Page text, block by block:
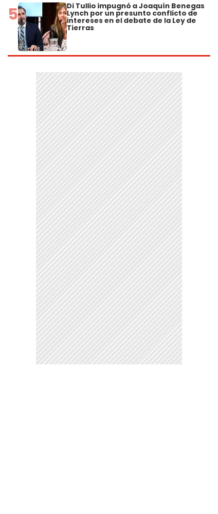
5 Di Tullio impugnó a Joaquín Benegas
Lynch por un presunto conflicto de
intereses en el debate de la Ley de
Tierras